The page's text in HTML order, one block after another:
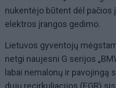
nukentėjo būtent dėl pačios
elektros įrangos gedimo.
Lietuvos gyventojų
netgi naujesni G serijos
labai nemalonų ir pavojingą